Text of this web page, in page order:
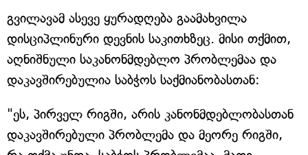
გვილავამ ასევე ყურადღება გაამახვილა
დისციპლინური დევნის საკითხზეც. მისი თქმით,
აღნიშნული საკანონმდებლო პრობლემაა და
დაკავშირებულია საბჭოს საქმიანობასთან:
"ეს, პირველ რიგში, არის კანონმდებლობასთან
დაკავშირებული პრობლემა და მეორე რიგში,